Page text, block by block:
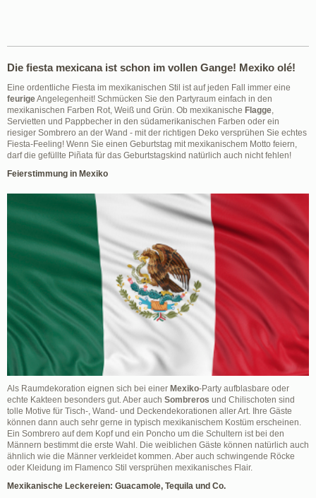
Die fiesta mexicana ist schon im vollen Gange! Mexiko olé!
Eine ordentliche Fiesta im mexikanischen Stil ist auf jeden Fall immer eine
feurigeAngelegenheit! Schmücken Sie den Partyraum einfach in den
mexikanischen Farben Rot, Weiß und Grün. Ob mexikanische Flagge
Servietten und Pappbecher in den südamerikanischen Farben oder ein
riesiger Sombrero an der Wand - mit der richtigen Deko versprühen Sie echtes
Fiesta-Feeling! Wenn Sie einen Geburtstag mit mexikanischem Motto feiern,
darf die gefüllte Piñata für das Geburtstagskind natürlich auch nicht fehlen!
Feierstimmung in Mexiko
Als Raumdekoration eignen sich bei einer Mexiko-Party aufblasbare oder
echte Kakteen besonders gut. Aber auch Sombreros und Chilischoten sind
tolle Motive für Tisch-, Wand- und Deckendekorationen aller Art. Ihre Gäste
können dann auch sehr gerne in typisch mexikanischem Kostüm erscheinen.
Ein Sombrero auf dem Kopf und ein Poncho um die Schultern ist bei den
Männern bestimmt die erste Wahl. Die weiblichen Gäste können natürlich auch
ähnlich wie die Männer verkleidet kommen. Aber auch schwingende Röcke
oder Kleidung im Flamenco Stil versprühen mexikanisches Flair.
Mexikanische Leckereien: Guacamole, Tequila und Co.